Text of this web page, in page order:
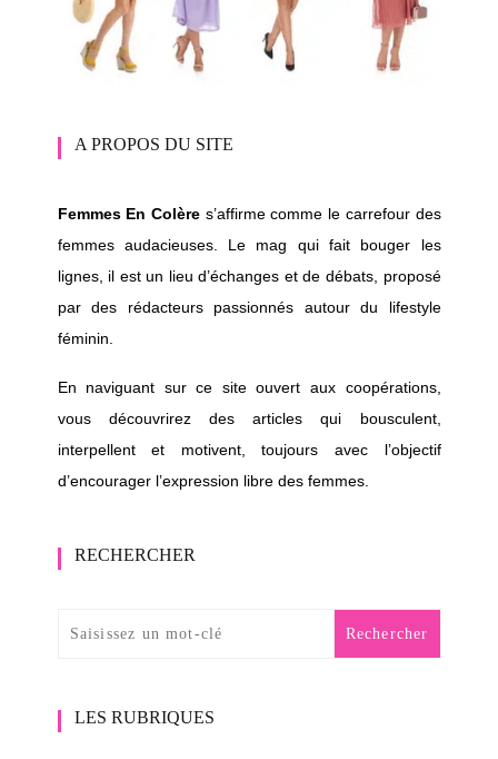
A PROPOS DU SITE
Femmes En Colères’affirme comme le carrefour des
femmes audacieuses. Le mag qui fait bouger les
lignes, il est un lieu d’échanges et de débats, proposé
par des rédacteurs passionnés autour du lifestyle
féminin.
En naviguant sur ce site ouvert aux coopérations,
vous découvrirez des articles qui bousculent,
interpellent et motivent, toujours avec l’objectif
d’encourager l’expression libre des femmes.
RECHERCHER
LES RUBRIQUES